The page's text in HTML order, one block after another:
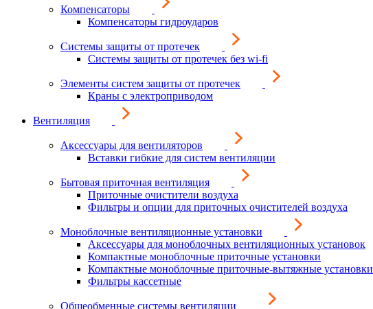
Компенсаторы
Компенсаторы гидроударов
Системы защиты от протечек
Системы защиты от протечек без wi-fi
Элементы систем защиты от протечек
Краны с электроприводом
Вентиляция
Аксессуары для вентиляторов
Вставки гибкие для систем вентиляции
Бытовая приточная вентиляция
Приточные очистители воздуха
Фильтры и опции для приточных очистителей воздуха
Моноблочные вентиляционные установки
Аксессуары для моноблочных вентиляционных установок
Компактные моноблочные приточные установки
Компактные моноблочные приточные-вытяжные установки
Фильтры кассетные
Общеобменные системы вентиляции